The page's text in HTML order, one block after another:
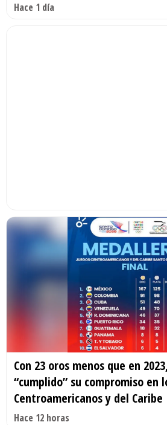
Hace 1 día
Con 23 oros menos que en
“cumplido” su compromiso en
Centroamericanos y del Caribe
Hace 12 horas